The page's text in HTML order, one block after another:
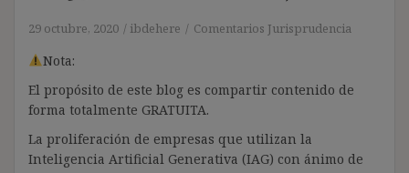
29 octubre, 2020 ibdehere Comentarios Jurisprudencia
Nota:
El propósito de este blog es compartir contenido de
forma totalmente GRATUITA.
La proliferación de empresas que utilizan la
Inteligencia Artificial Generativa (IAG) con ánimo de